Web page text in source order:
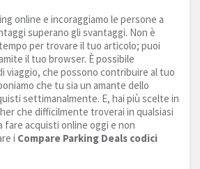
online e incoraggiamo le persone a
superano gli svantaggi. Non è
per trovare il tuo articolo; puoi
il tuo browser. È possibile
viaggio, che possono contribuire al tuo
che tu sia un amante dello
settimanalmente. E, hai più scelte in
che difficilmente troverai in qualsiasi
fare acquisti online oggi e non
i Compare Parking Deals codici